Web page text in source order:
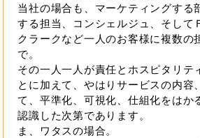
当社の場合も、マーケティングする
する担当、コンシェルジュ、そして
クラークなど一人のお客様に複数の
で。
その一人一人が責任とホスピタリテ
とに加えて、やはりサービスの内容
て、平準化、可視化、仕組化をはか
認識した次第であります。
ま、ワタスの場合。